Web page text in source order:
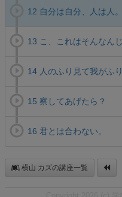
12 自分は自分、人は人。
13 こ、これはそんなん
14 人のふり見て我がふ
15 察してあげたら？
16 君とは合わない。
横山 カズの講座一覧